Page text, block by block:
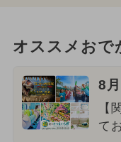
オススメおで
8
【
て